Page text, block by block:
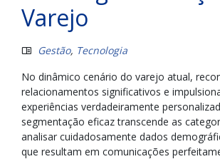
Varejo
Gestão, Tecnologia
No dinâmico cenário do varejo atual,
relacionamentos significativos e
experiências verdadeiramente
segmentação eficaz transcende as
analisar cuidadosamente dados
que resultam em comunicações